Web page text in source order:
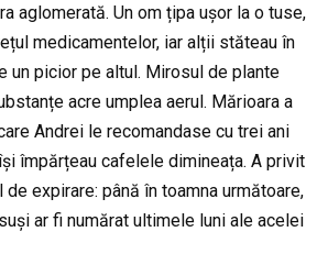
aglomerată. Un om țipa ușor la o tuse,
medicamentelor, iar alții stăteau în
un picior pe altul. Mirosul de plante
acre umplea aerul. Mărioara a
Andrei le recomandase cu trei ani
împărțeau cafelele dimineața. A privit
expirare: până în toamna următoare,
ar fi numărat ultimele luni ale acelei